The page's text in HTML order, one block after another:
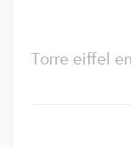
Torre eiffel